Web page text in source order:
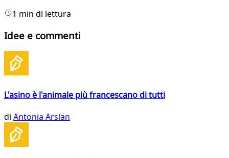
1 min di lettura
Idee e commenti
L'asino è l'animale più francescano di tutti
di Antonia Arslan